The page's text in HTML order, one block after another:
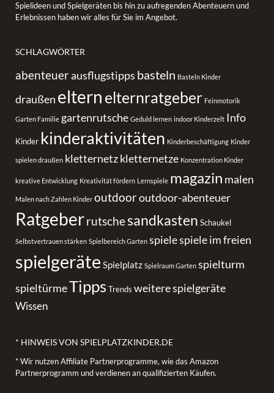
Spielideen und Spielgeräten bis hin zu aufregenden Abenteuern und
Erlebnissen haben wir alles für Sie im Angebot.
SCHLAGWÖRTER
abenteuerausflugstipps basteln Basteln Kinder
draußen eltern elternratgeber Feinmotorik
Garten Familie gartenrutsche Geduld lernen indoor Kinderzelt Info
Kinder kinderaktivitäten Kinderbeschäftigung Kinder
spielen draußen kletternetzkletternetze Konzentration Kinder
kreative Entwicklung Kreativität fördern Lernspiele magazin malen
Malen nach Zahlen Kinder outdooroutdoor-abenteuer
Ratgeberrutschesandkasten Schaukel
Selbstvertrauen stärken Spielbereich Garten spielespiele im freien
spielgeräte Spielplatz Spielraum Garten spielturm
spieltürmeTippsTrends weitere spielgeräte
Wissen
* HINWEIS VON SPIELPLATZKINDER.DE
* Wir nutzen Affiliate Partnerprogramme, wie das Amazon
Partnerprogramm und verdienen an qualifizierten Käufen.